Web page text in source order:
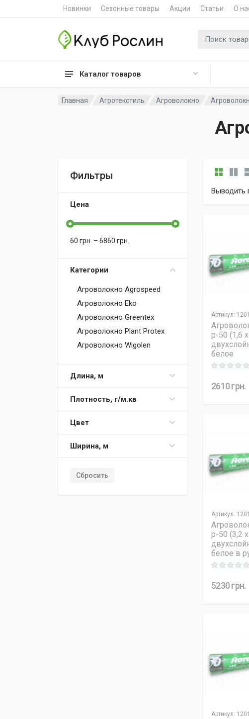
Новинки Сезонные товары Акции Статьи О
Каталог товаров
Поиск для
Главная Агротекстиль Агроволокно
Фильтры
Цена
60 грн. – 6860 грн.
Категории
Агроволокно Agrospeed
Агроволокно Eko
Агроволокно Greentex
Агроволокно Plant Protex
Агроволокно Wigolen
Длина, м
Плотность, г/м.кв
Цвет
Ширина, м
Сбросить
Выводить
Артикул:
p-50 (1,6
белое
Rating: 0 out
2610грн.
Артикул:
p-50 (3,2
белое в
Rating: 0 out
5230грн.
Артикул: